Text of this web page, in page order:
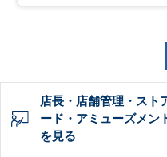
店長・店舗管理・スト
ード・アミューズメン
を見る